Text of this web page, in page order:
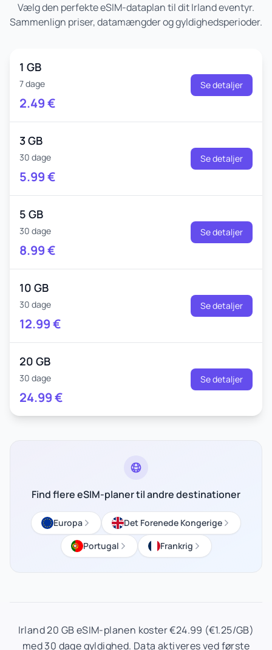
Vælg den perfekte eSIM-dataplan til dit Irland eventyr.
Sammenlign priser, datamængder og gyldighedsperioder.
1 GB
7 dage
2.49€
Se detaljer
3 GB
30 dage
5.99€
Se detaljer
5 GB
30 dage
8.99€
Se detaljer
10 GB
30 dage
12.99€
Se detaljer
20 GB
30 dage
24.99€
Se detaljer
Find flere eSIM-planer til andre destinationer
Europa
Det Forenede Kongerige
Portugal
Frankrig
Irland 20 GB eSIM-planen koster €24.99 (€1.25/GB)
med 30 dage gyldighed. Data aktiveres ved første